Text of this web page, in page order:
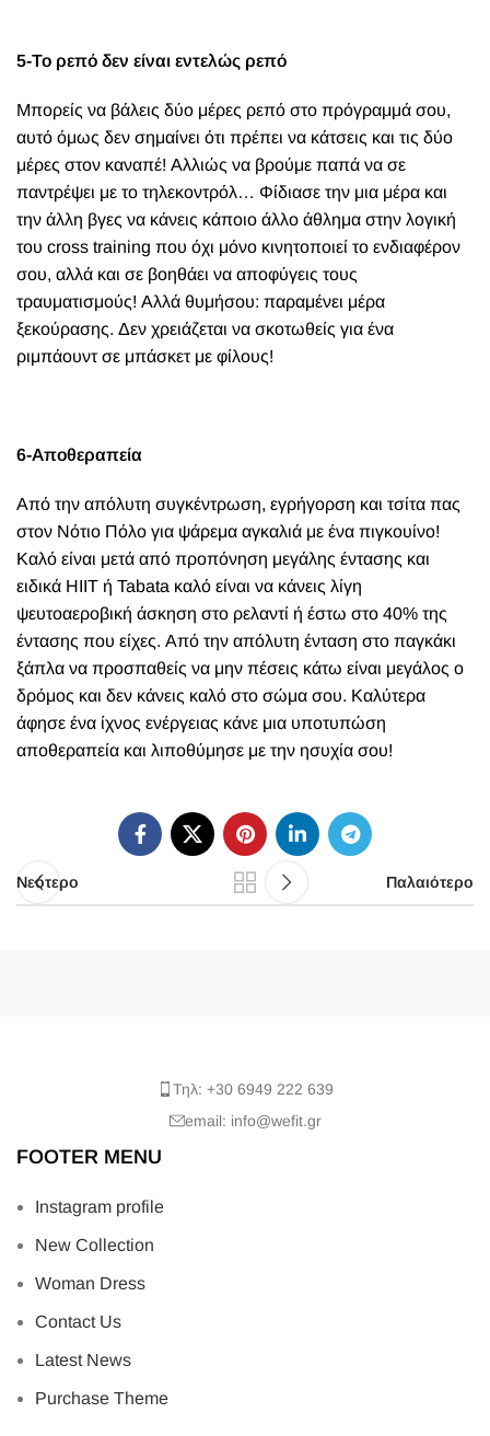
5-Το ρεπό δεν είναι εντελώς ρεπό
Μπορείς να βάλεις δύο μέρες ρεπό στο πρόγραμμά σου,
αυτό όμως δεν σημαίνει ότι πρέπει να κάτσεις και τις δύο
μέρες στον καναπέ! Αλλιώς να βρούμε παπά να σε
παντρέψει με το τηλεκοντρόλ… Φίδιασε την μια μέρα και
την άλλη βγες να κάνεις κάποιο άλλο άθλημα στην λογική
του cross training που όχι μόνο κινητοποιεί το ενδιαφέρον
σου, αλλά και σε βοηθάει να αποφύγεις τους
τραυματισμούς! Αλλά θυμήσου: παραμένει μέρα
ξεκούρασης. Δεν χρειάζεται να σκοτωθείς για ένα
ριμπάουντ σε μπάσκετ με φίλους!
6-Αποθεραπεία
Από την απόλυτη συγκέντρωση, εγρήγορση και τσίτα πας
στον Νότιο Πόλο για ψάρεμα αγκαλιά με ένα πιγκουίνο!
Καλό είναι μετά από προπόνηση μεγάλης έντασης και
ειδικά HIIT ή Tabata καλό είναι να κάνεις λίγη
ψευτοαεροβική άσκηση στο ρελαντί ή έστω στο 40% της
έντασης που είχες. Από την απόλυτη ένταση στο παγκάκι
ξάπλα να προσπαθείς να μην πέσεις κάτω είναι μεγάλος ο
δρόμος και δεν κάνεις καλό στο σώμα σου. Καλύτερα
άφησε ένα ίχνος ενέργειας κάνε μια υποτυπώση
αποθεραπεία και λιποθύμησε με την ησυχία σου!
Νεότερο Παλαιότερο
Τηλ: +30 6949 222 639
email: info@wefit.gr
FOOTER MENU
Instagram profile
New Collection
Woman Dress
Contact Us
Latest News
Purchase Theme